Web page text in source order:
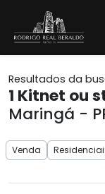
Resultados da
1 Kitnet ou
Maringá -
Venda